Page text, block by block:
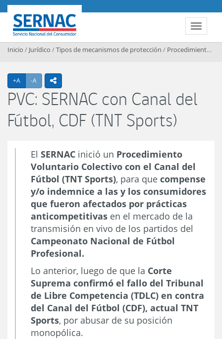
Contenido principal
Toggle
SERNAC
Inicio / Jurídico /Tipos de mecanismos de protección / Procedimientos Voluntarios Colectivos
+A Agrandar texto
-A Achicar textoicono compartir
PVC: SERNAC con Canal del
Fútbol, CDF (TNT Sports)
El SERNAC inició un Procedimiento
Voluntario Colectivo con el Canal del
Fútbol (TNT Sports), para que compense
y/o indemnice a las y los consumidores
que fueron afectados por prácticas
anticompetitivas en el mercado de la
transmisión en vivo de los partidos del
Campeonato Nacional de Fútbol
Profesional.
Lo anterior, luego de que la Corte
Suprema confirmó el fallo del Tribunal
de Libre Competencia (TDLC) en contra
del Canal del Fútbol (CDF), actual TNT
Sports, por abusar de su posición
monopólica.